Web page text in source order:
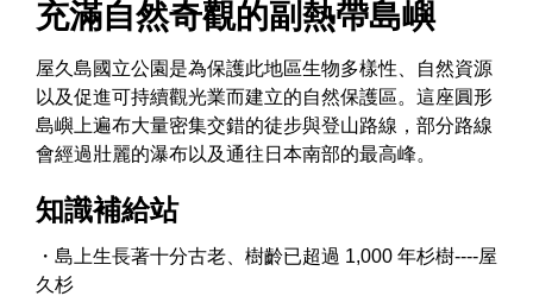
充滿自然奇觀的副熱帶島嶼
屋久島國立公園是為保護此地區生物多樣性、自然資源
以及促進可持續觀光業而建立的自然保護區。這座圓形
島嶼上遍布大量密集交錯的徒步與登山路線，部分路線
會經過壯麗的瀑布以及通往日本南部的最高峰。
知識補給站
島上生長著十分古老、樹齡已超過 1,000 年杉樹----屋
久杉